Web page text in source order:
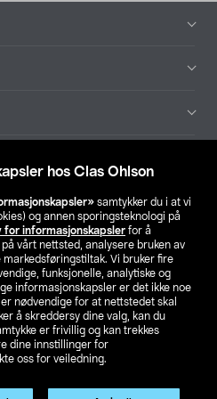
hos Clas Ohlson
samtykker du i at vi
og annen sporingsteknologi på
for informasjonskapsler for å
vårt nettsted, analysere bruken av
Vi bruker fire
funksjonelle, analytiske og
informasjonskapsler er det ikke noe
nødvendige for at nettstedet skal
å skreddersy dine valg, kan du
er frivillig og kan trekkes
dine innstillinger for
oss for veiledning.
din butikk
NO FI